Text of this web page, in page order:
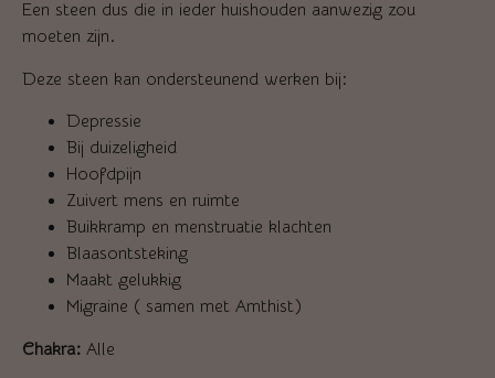
Een steen dus die in ieder huishouden aanwezig zou
moeten zijn.
Deze steen kan ondersteunend werken bij:
Depressie
Bij duizeligheid
Hoofdpijn
Zuivert mens en ruimte
Buikkramp en menstruatie klachten
Blaasontsteking
Maakt gelukkig
Migraine ( samen met Amthist)
Chakra: Alle